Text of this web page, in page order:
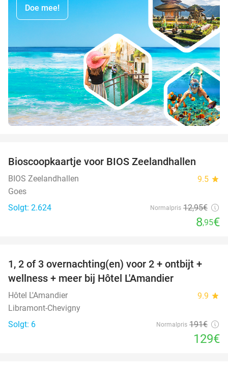
Doe mee!
Bioscoopkaartje voor BIOS Zeelandhallen
BIOS Zeelandhallen 9.5 star
Goes
Solgt: 2.624
Normalpris 12,95€
8,95€
32%
DAG
1, 2 of 3 overnachting(en) voor 2 + ontbijt +
wellness + meer bij Hôtel L'Amandier
Hôtel L'Amandier 9.9 star
Libramont-Chevigny
Solgt: 6
Normalpris 191€
129€